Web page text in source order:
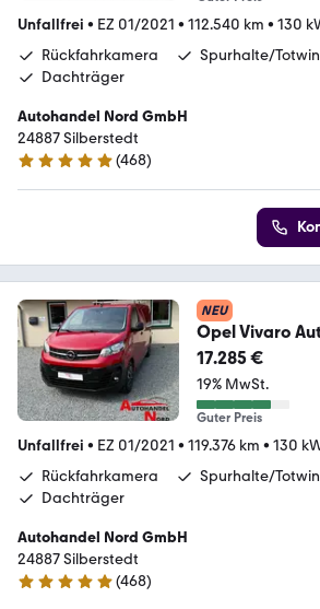
Unfallfrei • EZ 01/2021 • 112.540 km • 130
Rückfahrkamera
Spurhalte/
Dachträger
Autohandel Nord GmbH
24887 Silberstedt
5 Sterne
(468)
NEU
Opel Vivaro
Standheizung
17.285 €
19% MwSt.
Guter Preis
Unfallfrei • EZ 01/2021 • 119.376 km • 130
Rückfahrkamera
Spurhalte/
Dachträger
Autohandel Nord GmbH
24887 Silberstedt
5 Sterne
(468)